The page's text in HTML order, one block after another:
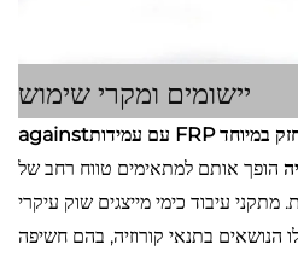
יישומים ומקרי שימוש
פרופיל שטיח משוך חזק במיוחד FRP עם עמידותagainst
הופך אותם למתאימים טווח רחב של
מתקני עיבוד כימי מייצגים שוק עיקרי
הנושאים בתנאי קורוזיה, בהם חשיפה